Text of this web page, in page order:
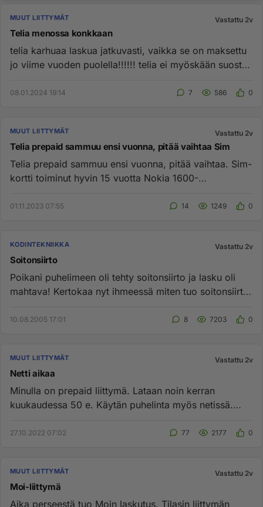
MUUT LIITTYMÄT Vastattu 2v
Telia menossa konkkaan
telia karhuaa laskua jatkuvasti, vaikka se on maksettu
jo viime vuoden puolella!!!!!! telia ei myöskään suostu
08.01.2024 19:14 7 586 0
MUUT LIITTYMÄT Vastattu 2v
Telia prepaid sammuu ensi vuonna, pitää vaihtaa Sim
Telia prepaid sammuu ensi vuonna, pitää vaihtaa. Sim-
kortti toiminut hyvin 15 vuotta Nokia 1600-
01.11.2023 07:55 14 1249 0
KODINTEKNIIKKA Vastattu 2v
Soitonsiirto
Poikani puhelimeen oli tehty soitonsiirto ja lasku oli
mahtava! Kertokaa nyt ihmeessä miten tuo soitonsiirto
10.08.2005 17:01 8 7203 0
MUUT LIITTYMÄT Vastattu 2v
Netti aikaa
Minulla on prepaid liittymä. Lataan noin kerran
kuukaudessa 50 e. Käytän puhelinta myös netissä.
27.10.2022 07:02 77 2177 0
MUUT LIITTYMÄT Vastattu 2v
Moi-liittymä
Aika perseestä tuo Moin laskutus. Tilasin liittymän